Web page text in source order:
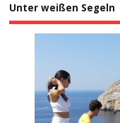
Unter weißen Segeln